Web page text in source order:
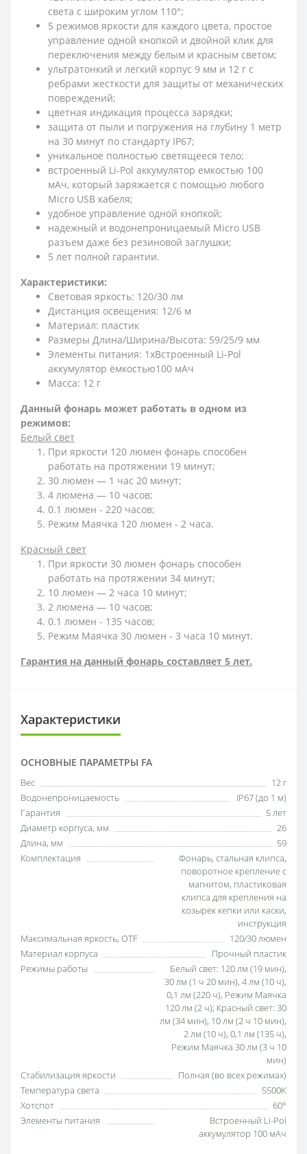
света с широким углом 110°;
5 режимов яркости для каждого цвета, простое
управление одной кнопкой и двойной клик для
переключения между белым и красным светом;
ультратонкий и легкий корпус 9 мм и 12 г с
ребрами жесткости для защиты от механических
повреждений;
цветная индикация процесса зарядки;
защита от пыли и погружения на глубину 1 метр
на 30 минут по стандарту IP67;
уникальное полностью светящееся тело;
встроенный Li-Pol аккумулятор емкостью 100
мАч, который заряжается с помощью любого
Micro USB кабеля;
удобное управление одной кнопкой;
надежный и водонепроницаемый Micro USB
разъем даже без резиновой заглушки;
5 лет полной гарантии.
Характеристики:
Световая яркость: 120/30 лм
Дистанция освещения: 12/6 м
Материал: пластик
Размеры Длина/Ширина/Высота: 59/25/9 мм
Элементы питания: 1xВстроенный Li-Pol
аккумулятор ёмкостью100 мАч
Масса: 12 г
Данный фонарь может работать в одном из
режимов:
Белый свет
При яркости 120 люмен фонарь способен
работать на протяжении 19 минут;
30 люмен — 1 час 20 минут;
4 люмена — 10 часов;
0.1 люмен - 220 часов;
Режим Маячка 120 люмен - 2 часа.
Красный свет
При яркости 30 люмен фонарь способен
работать на протяжении 34 минут;
10 люмен — 2 часа 10 минут;
2 люмена — 10 часов;
0.1 люмен - 135 часов;
Режим Маячка 30 люмен - 3 часа 10 минут.
Гарантия на данный фонарь составляет 5 лет.
Характеристики
ОСНОВНЫЕ ПАРАМЕТРЫ FA
Вес
12 г
Водонепроницаемость
IP67 (до 1 м)
Гарантия
5 лет
Диаметр корпуса, мм
26
Длина, мм
59
Комплектация
Фонарь, стальная клипса,
поворотное крепление с
магнитом, пластиковая
клипса для крепления на
козырек кепки или каски,
инструкция
Максимальная яркость, OTF
120/30 люмен
Материал корпуса
Прочный пластик
Режимы работы
Белый свет: 120 лм (19 мин),
30 лм (1 ч 20 мин), 4 лм (10 ч),
0,1 лм (220 ч), Режим Маячка
120 лм (2 ч); Красный свет: 30
лм (34 мин), 10 лм (2 ч 10 мин),
2 лм (10 ч), 0,1 лм (135 ч),
Режим Маячка 30 лм (3 ч 10
мин)
Стабилизация яркости
Полная (во всех режимах)
Температура света
5500K
Хотспот
60°
Элементы питания
Встроенный Li-Pol
аккумулятор 100 мАч